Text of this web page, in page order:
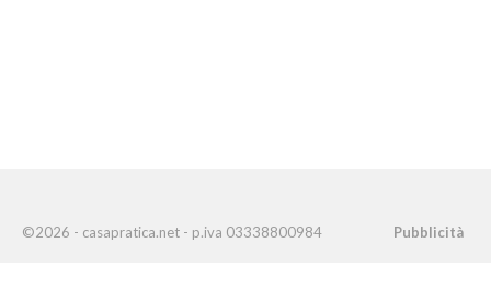
©2026 - casapratica.net - p.iva 03338800984 Pubblicità